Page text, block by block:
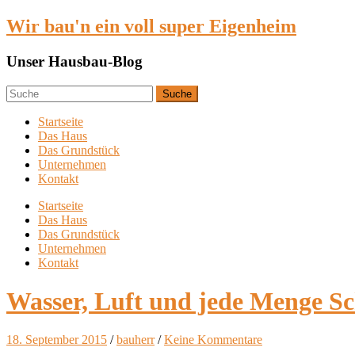
Wir bau'n ein voll super Eigenheim
Unser Hausbau-Blog
Startseite
Das Haus
Das Grundstück
Unternehmen
Kontakt
Startseite
Das Haus
Das Grundstück
Unternehmen
Kontakt
Wasser, Luft und jede Menge
18. September 2015 /bauherr /Keine Kommentare